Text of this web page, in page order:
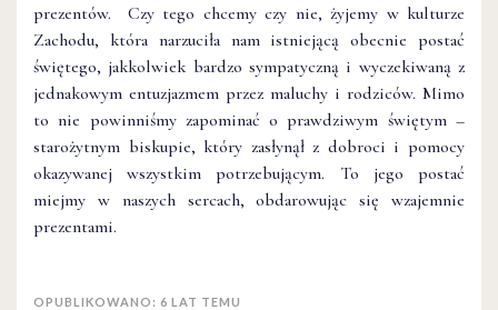
prezentów. Czy tego chcemy czy nie, żyjemy w kulturze
Zachodu, która narzuciła nam istniejącą obecnie postać
świętego, jakkolwiek bardzo sympatyczną i wyczekiwaną z
jednakowym entuzjazmem przez maluchy i rodziców. Mimo
to nie powinniśmy zapominać o prawdziwym świętym –
starożytnym biskupie, który zasłynął z dobroci i pomocy
okazywanej wszystkim potrzebującym. To jego postać
miejmy w naszych sercach, obdarowując się wzajemnie
prezentami.
OPUBLIKOWANO: 6 LAT TEMU